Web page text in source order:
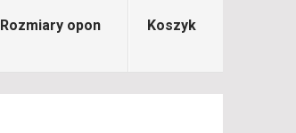
Rozmiary opon Koszyk